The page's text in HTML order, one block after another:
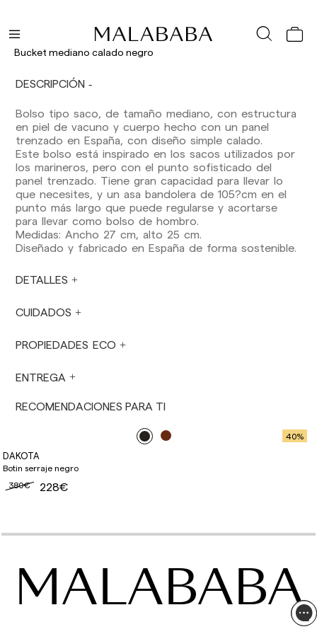
Bucket mediano calado negro
DESCRIPCIÓN
Bolso tipo saco, de tamaño mediano, con estructura
en piel de vacuno y cuerpo hecho con un panel
trenzado en España, con diseño simple calado.
Este bolso está inspirado en los sacos utilizados por
los marineros, pero con el punto sofisticado del
panel trenzado. Tiene gran capacidad para llevar lo
que necesites, y un asa bandolera de 105?cm en el
punto más largo que puede regularse y acortarse
para llevar como bolso de hombro.
Medidas: Ancho 27 cm, alto 25 cm.
Diseñado y fabricado en España de forma sostenible.
DETALLES
CUIDADOS
PROPIEDADES ECO
ENTREGA
España (península): 1-3 días laborables.
Excepto pre-orders.
Canarias, Ceuta y Melilla: 7-10 días laborables.
Envíos a Europa: 3-5 días laborables. Excepto
pre-orders.
Envíos a USA: 5-7 días laborables
Envíos fuera de la Comunidad Europea: 10-13
días laborables. Excepto pre-orders.Por favor,
ten en cuenta que, si estás fuera de la Unión
Europea, deberás estar al tanto y hacerte
cargo de los impuestos de aduanas locales.
que el pago ha sido confirmado y en el
16:00 h. Los pedidos realizados fuera de ese
festivos.
En períodos vacacionales, los plazos de envío
RECOMENDACIONES PARA TI
40%
DAKOTA
Botin serraje negro
380€
228€
MALABABA